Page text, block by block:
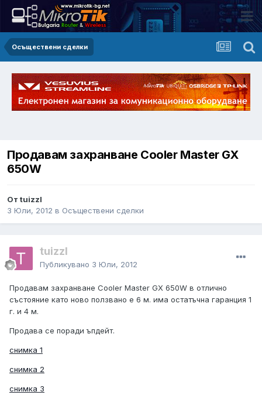
Осъществени сделки
Продавам захранване Cooler Master GX
650W
От tuizzl
3 Юли, 2012 в Осъществени сделки
tuizzl
Публикувано 3 Юли, 2012
Продавам захранване Cooler Master GX 650W в отлично
състояние като ново ползвано е 6 м. има остатъчна гаранция 1
г. и 4 м.
Продава се поради ъпдейт.
снимка 1
снимка 2
снимка 3